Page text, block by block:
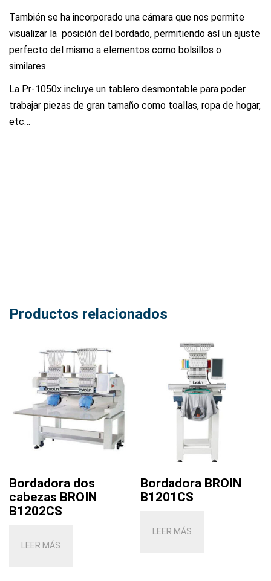
También se ha incorporado una cámara que nos permite
visualizar la posición del bordado, permitiendo así un ajuste
perfecto del mismo a elementos como bolsillos o
similares.
La Pr-1050x incluye un tablero desmontable para poder
trabajar piezas de gran tamaño como toallas, ropa de hogar,
etc…
Productos relacionados
Bordadora dos
cabezas BROIN
B1202CS
LEER MÁS
Bordadora BROIN
B1201CS
LEER MÁS